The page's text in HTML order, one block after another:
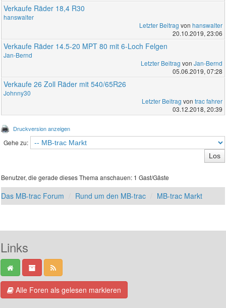
Verkaufe Räder 18,4 R30
hanswalter
Letzter Beitrag von hanswalter
20.10.2019, 23:06
Verkaufe Räder 14.5-20 MPT 80 mit 6-Loch Felgen
Jan-Bernd
Letzter Beitrag von Jan-Bernd
05.06.2019, 07:28
Verkaufe 26 Zoll Räder mit 540/65R26
Johnny30
Letzter Beitrag von trac fahrer
03.12.2018, 20:39
Druckversion anzeigen
Gehe zu:
Benutzer, die gerade dieses Thema anschauen: 1 Gast/Gäste
Das MB-trac Forum Rund um den MB-trac MB-trac Markt
Links
Alle Foren als gelesen markieren